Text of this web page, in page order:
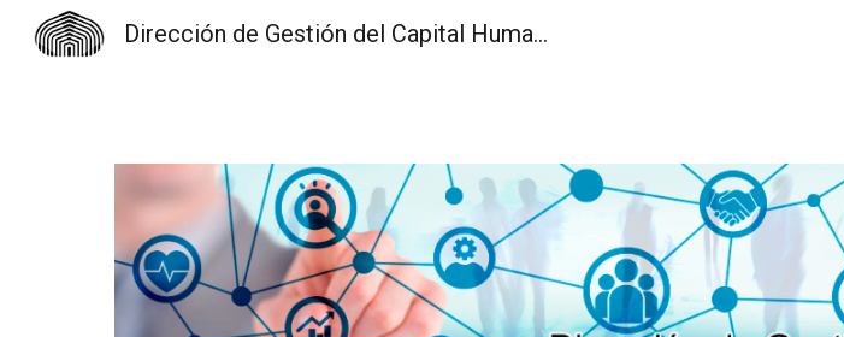
Skip to main content
Dirección de Gestión del Capital Humano